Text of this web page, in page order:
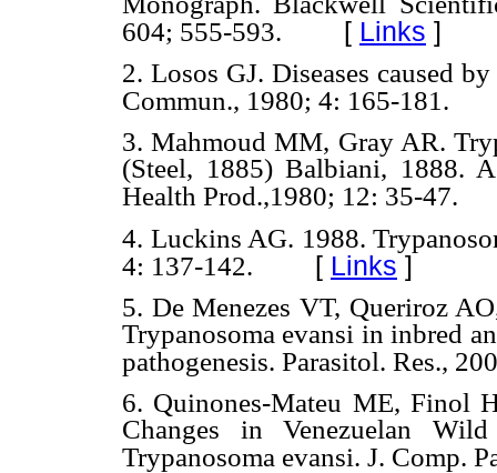
604; 555-593. [ Links ]
2. Losos GJ. Diseases caused
Commun., 1980; 4: 165-181.
3. Mahmoud MM, Gray AR.
(Steel, 1885) Balbiani, 1888.
Health Prod.,1980; 12: 35-47.
4. Luckins AG. 1988.
4: 137-142. [ Links ]
5. De Menezes VT, Queriroz
Trypanosoma evansi in inbred
pathogenesis. Parasitol. Res.,
6. Quinones-Mateu ME, Finol
Changes in Venezuelan
Trypanosoma evansi. J. Comp.